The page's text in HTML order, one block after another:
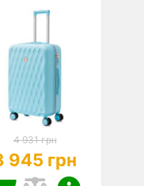
4 931 грн
945 грн